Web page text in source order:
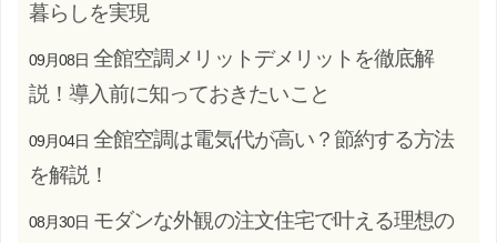
暮らしを実現
09月08日 全館空調メリットデメリットを徹底解
説！導入前に知っておきたいこと
09月04日 全館空調は電気代が高い？節約する方法
を解説！
08月30日 モダンな外観の注文住宅で叶える理想の